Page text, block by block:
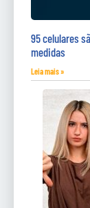
95 celulares
medidas
Leia mais »